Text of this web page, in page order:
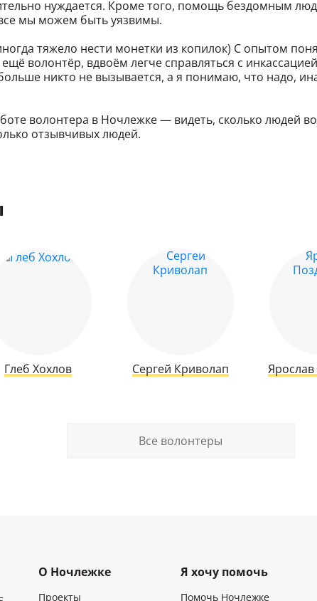
нуждается. Кроме того, помощь бездомным
мы можем быть уязвимы.
тяжело нести монетки из копилок) С опытом
волонтёр, вдвоём легче справляться с
никто не вызывается, а я понимаю, что надо,
волонтера в Ночлежке — видеть, сколько людей
отзывчивых людей.
Глеб Хохлов Сергей Криволап
Все волонтеры
О Ночлежке
Проекты
Я хочу помочь
Помочь Ночлежке